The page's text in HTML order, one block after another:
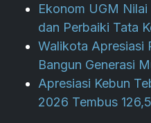
Ekonom UGM
dan Perbaiki Tata
Walikota Apresiasi
Bangun Generasi
Apresiasi Kebun
2026 Tembus